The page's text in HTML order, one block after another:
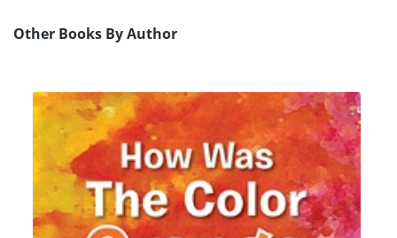
Other Books By Author